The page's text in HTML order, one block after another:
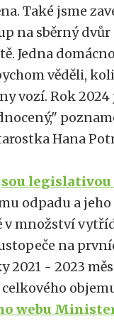
Také jsme
na sběrný dvůr
Jedna
věděli,
vozí. Rok 2024
Hana
odpadu a
v množství
na
2021 - 2023
celkového
webu